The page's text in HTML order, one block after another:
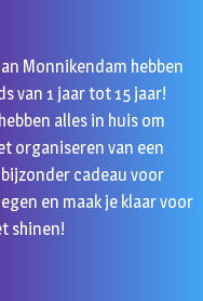
Monnikendam hebben
van 1 jaar tot 15 jaar!
alles in huis om
organiseren van een
cadeau voor
en maak je klaar voor
shinen!